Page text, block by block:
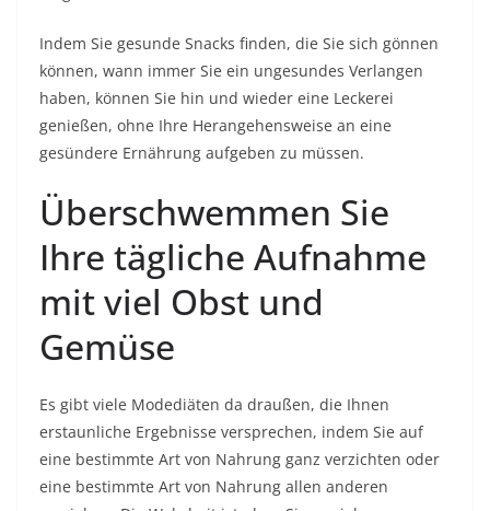
Indem Sie gesunde Snacks finden, die Sie sich gönnen
können, wann immer Sie ein ungesundes Verlangen
haben, können Sie hin und wieder eine Leckerei
genießen, ohne Ihre Herangehensweise an eine
gesündere Ernährung aufgeben zu müssen.
Überschwemmen Sie
Ihre tägliche Aufnahme
mit viel Obst und
Gemüse
Es gibt viele Modediäten da draußen, die Ihnen
erstaunliche Ergebnisse versprechen, indem Sie auf
eine bestimmte Art von Nahrung ganz verzichten oder
eine bestimmte Art von Nahrung allen anderen